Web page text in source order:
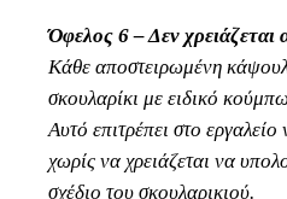
Όφελος 6 – Δεν χρειάζεται
Κάθε αποστειρωμένη
σκουλαρίκι με ειδικό
Αυτό επιτρέπει στο εργαλείο
χωρίς να χρειάζεται να
σχέδιο του σκουλαρικιού.